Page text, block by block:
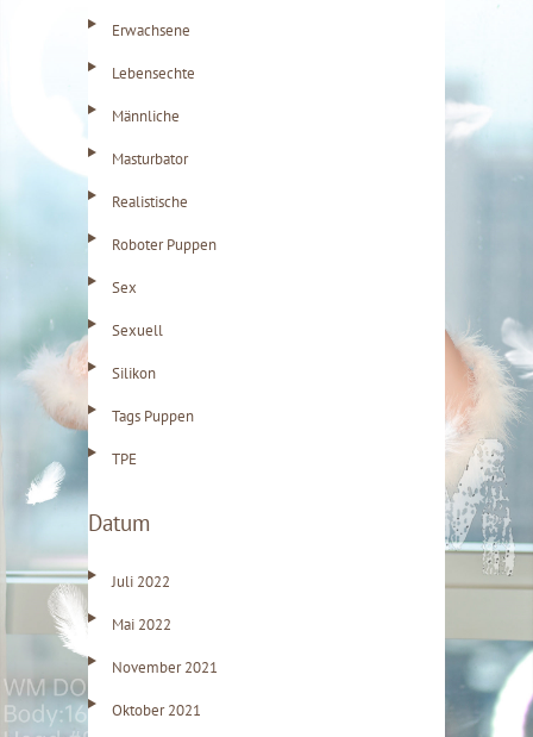
Erwachsene
Lebensechte
Männliche
Masturbator
Realistische
Roboter Puppen
Sex
Sexuell
Silikon
Tags Puppen
TPE
Datum
Juli 2022
Mai 2022
November 2021
Oktober 2021